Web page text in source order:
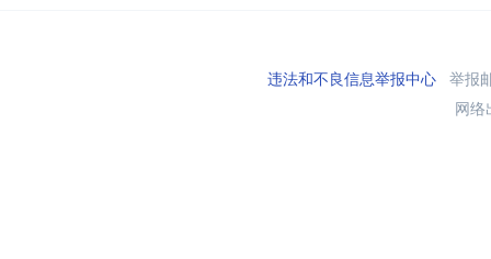
违法和不良信息举报中心举报
网